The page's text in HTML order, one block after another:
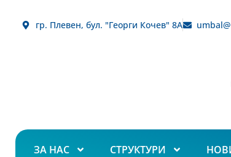
гр. Плевен, бул. "Георги Кочев" 8А
ЗА НАС СТРУКТУРИ